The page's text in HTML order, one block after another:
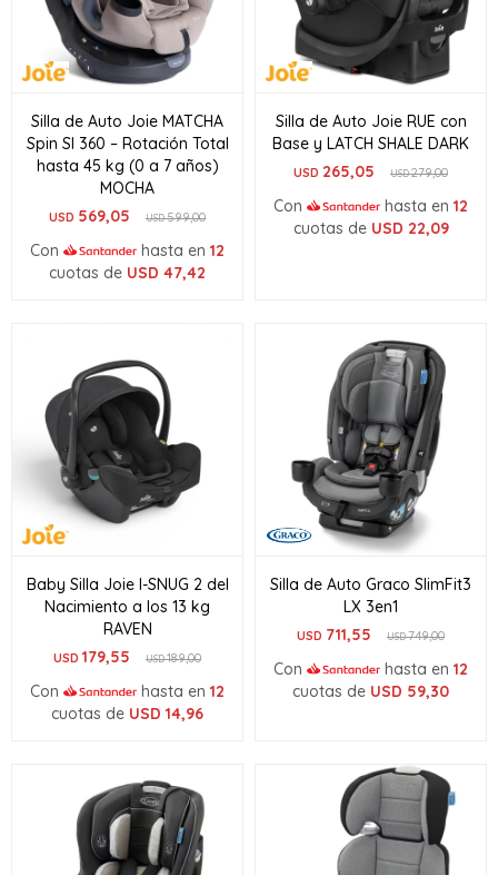
Silla de Auto Joie MATCHA
Spin SI 360 – Rotación Total
hasta 45 kg (0 a 7 años)
MOCHA
USD 569,05 USD599,00
Con hasta en 12
cuotas de USD 47,42
Silla de Auto Joie RUE con
Base y LATCH SHALE DARK
USD 265,05 USD279,00
Con hasta en 12
cuotas de USD 22,09
Baby Silla Joie I-SNUG 2 del
Nacimiento a los 13 kg
RAVEN
USD 179,55 USD189,00
Con hasta en 12
cuotas de USD 14,96
Silla de Auto Graco SlimFit3
LX 3en1
USD 711,55 USD749,00
Con hasta en 12
cuotas de USD 59,30